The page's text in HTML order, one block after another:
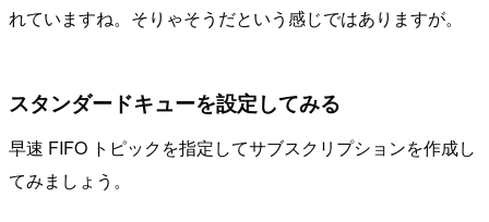
れていますね。そりゃそうだという感じではありますが。
スタンダードキューを設定してみる
早速 FIFO トピックを指定してサブスクリプションを作成し
てみましょう。